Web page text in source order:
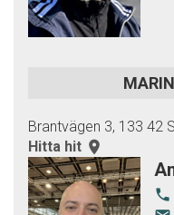
Brantvägen 3, 133 42
Hitta hit room
local_phone